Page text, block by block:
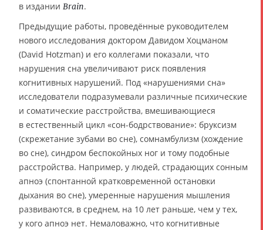
в издании Brain.
Предыдущие работы, проведённые руководителем
нового исследования доктором Давидом Хоцманом
(David Hotzman) и его коллегами показали, что
нарушения сна увеличивают риск появления
когнитивных нарушений. Под «нарушениями сна»
исследователи подразумевали различные психические
и соматические расстройства, вмешивающиеся
в естественный цикл «сон-бодрствование»: бруксизм
(скрежетание зубами во сне), сомнамбулизм (хождение
во сне), синдром беспокойных ног и тому подобные
расстройства. Например, у людей, страдающих сонным
апноэ (спонтанной кратковременной остановки
дыхания во сне), умеренные нарушения мышления
развиваются, в среднем, на 10 лет раньше, чем у тех,
у кого апноэ нет. Немаловажно, что когнитивные